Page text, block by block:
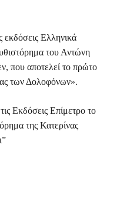
εκδόσεις Ελληνικά
του Αντώνη
που αποτελεί το πρώτο
των Δολοφόνων».
Εκδόσεις Επίμετρο το
της Κατερίνας